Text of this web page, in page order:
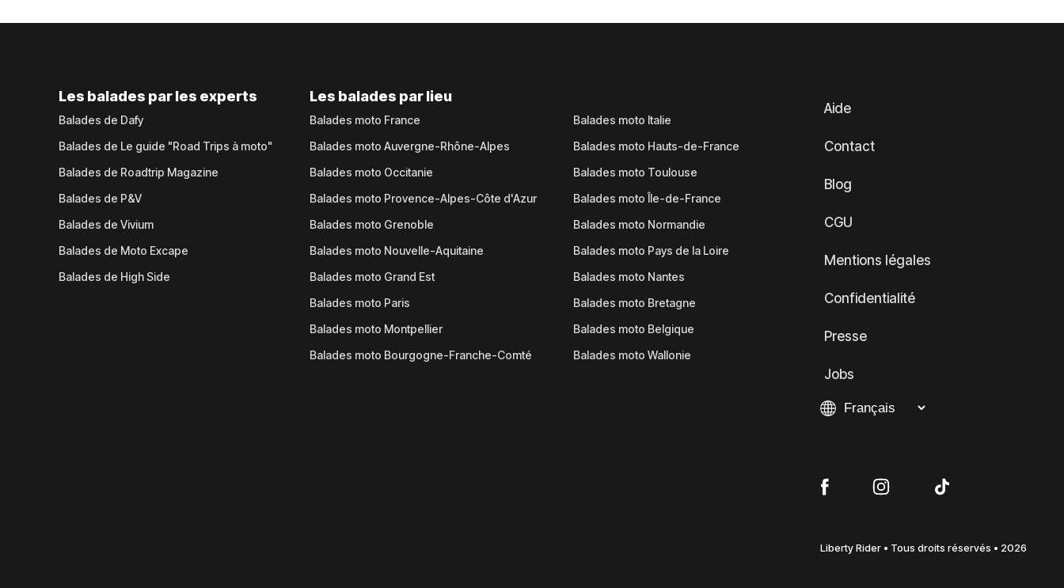
Les balades par les experts
Balades de Dafy
Balades de Le guide "Road Trips à moto"
Balades de Roadtrip Magazine
Balades de P&V
Balades de Vivium
Balades de Moto Excape
Balades de High Side
Les balades par lieu
Balades moto France
Balades moto Auvergne-Rhône-Alpes
Balades moto Occitanie
Balades moto Provence-Alpes-Côte d'Azur
Balades moto Grenoble
Balades moto Nouvelle-Aquitaine
Balades moto Grand Est
Balades moto Paris
Balades moto Montpellier
Balades moto Bourgogne-Franche-Comté
Balades moto Italie
Balades moto Hauts-de-France
Balades moto Toulouse
Balades moto Île-de-France
Balades moto Normandie
Balades moto Pays de la Loire
Balades moto Nantes
Balades moto Bretagne
Balades moto Belgique
Balades moto Wallonie
Aide
Contact
Blog
CGU
Mentions légales
Confidentialité
Presse
Jobs
Liberty Rider • Tous droits réservés • 2026